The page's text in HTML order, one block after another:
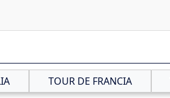
TOUR DE FRANCIA